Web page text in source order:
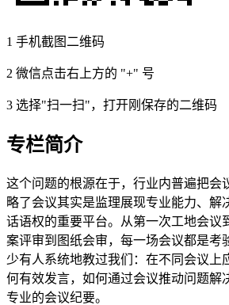
1 手机截图二维码
2 微信点击右上方的 "+" 号
3 选择"扫一扫"，打开刚保存的二维码
专栏简介
这个问题的根源在于，行业内普遍把会
略了会议其实是监理展现专业能力、解
话语权的重要平台。从第一次工地会议
案评审到图纸会审，每一场会议都是考
少有人系统地教过我们：在不同会议上
何有效发言，如何通过会议推动问题解
专业的会议纪要。